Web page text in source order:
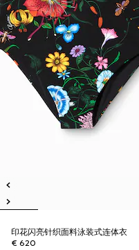
印花闪亮针织面料泳装式连体衣
€ 620